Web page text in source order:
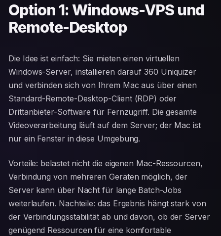
Option 1: Windows-VPS und
Remote-Desktop
Die Idee ist einfach: Sie mieten einen virtuellen
Windows-Server, installieren darauf 360 Uniquizer
und verbinden sich von Ihrem Mac aus über einen
Standard-Remote-Desktop-Client (RDP) oder
Drittanbieter-Software für Fernzugriff. Die gesamte
Videoverarbeitung läuft auf dem Server; der Mac ist
nur ein Fenster in diese Umgebung.
Vorteile: belastet nicht die eigenen Mac-Ressourcen,
Verbindung von mehreren Geräten möglich, der
Server kann über Nacht für lange Batch-Jobs
weiterlaufen. Nachteile: das Ergebnis hängt stark von
der Verbindungsstabilität ab und davon, ob der Server
genügend Ressourcen für eine komfortable